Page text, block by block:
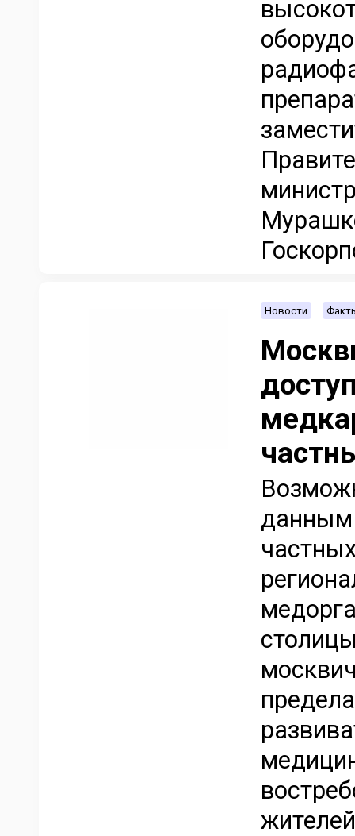
Новости
данным